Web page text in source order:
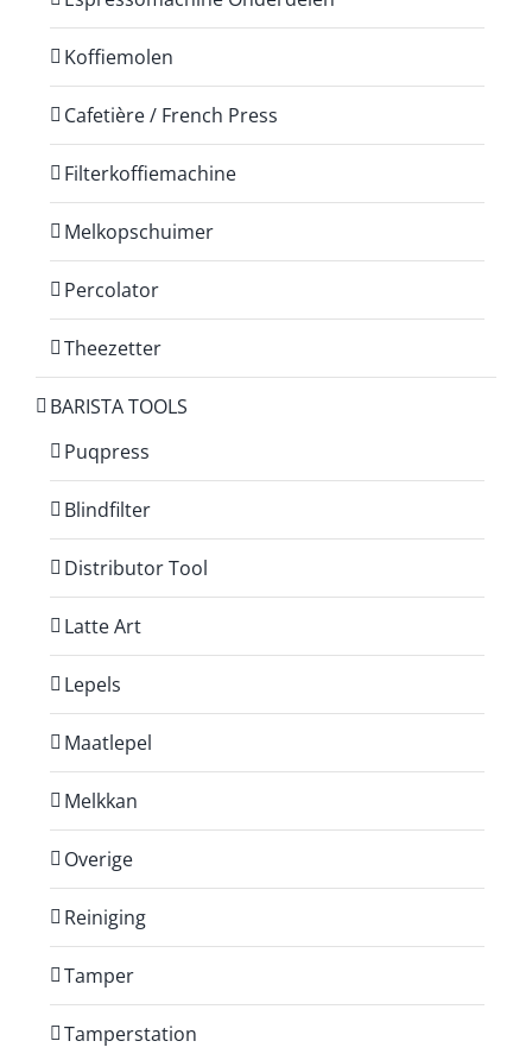
Koffiemolen
Cafetière / French Press
Filterkoffiemachine
Melkopschuimer
Percolator
Theezetter
BARISTA TOOLS
Puqpress
Blindfilter
Distributor Tool
Latte Art
Lepels
Maatlepel
Melkkan
Overige
Reiniging
Tamper
Tamperstation